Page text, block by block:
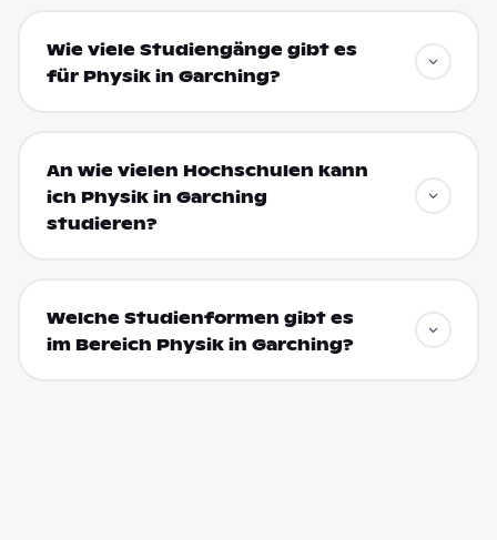
Wie viele Studiengänge gibt es
für Physik in Garching?
An wie vielen Hochschulen kann
ich Physik in Garching
studieren?
Welche Studienformen gibt es
im Bereich Physik in Garching?